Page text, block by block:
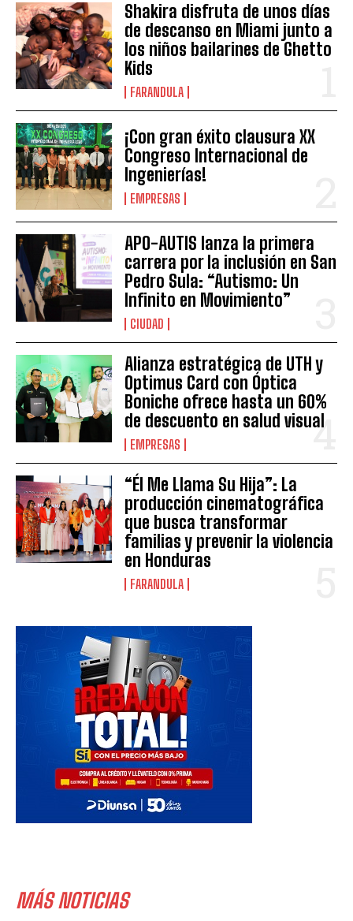
Shakira disfruta de unos días
de descanso en Miami junto a
los niños bailarines de Ghetto
Kids
FARANDULA
¡Con gran éxito clausura XX
Congreso Internacional de
Ingenierías!
EMPRESAS
APO-AUTIS lanza la primera
carrera por la inclusión en San
Pedro Sula: “Autismo: Un
Infinito en Movimiento”
CIUDAD
Alianza estratégica de UTH y
Optimus Card con Óptica
Boniche ofrece hasta un 60%
de descuento en salud visual
EMPRESAS
“Él Me Llama Su Hija”: La
producción cinematográfica
que busca transformar
familias y prevenir la violencia
en Honduras
FARANDULA
MÁS NOTICIAS